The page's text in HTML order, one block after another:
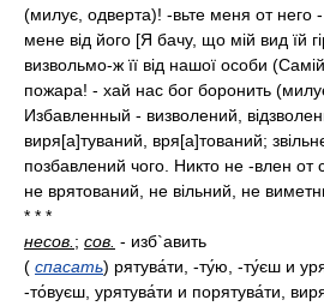
(милує, одверта)! -вьте меня от него -
мене від його [Я бачу, що мій вид їй
визвольмо-ж її від нашої особи
пожара! - хай нас бог боронить
Избавленный - визволений,
виря[а]туваний, вря[а]тований;
позбавлений чого. Никто не -влен от
не врятований, не вільний, не
* * *
несов. ; сов. - изб`авить
( спасать) рятува́ти, -ту́ю, -ту́єш и
-то́вуєш, урятува́ти и порятува́ти,